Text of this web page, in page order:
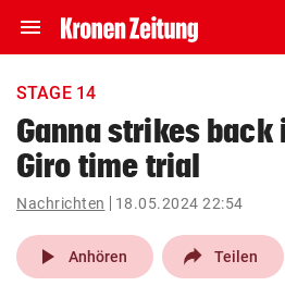
menu Navigation
ein-/ausklappen
account_circle Anmelden
pin_drop
Wien
STAGE 14
Ganna strikes back
Giro time trial
Nachrichten 18.05.2024 22:54
play_arrow Anhören Teilen